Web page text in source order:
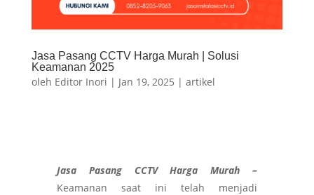
Jasa Pasang CCTV Harga Murah | Solusi
Keamanan 2025
oleh Editor Inori | Jan 19, 2025 | artikel
Jasa Pasang CCTV Harga Murah –
Keamanan saat ini telah menjadi